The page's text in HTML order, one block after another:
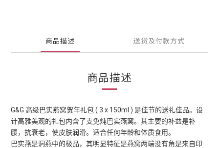
商品描述 送货及付款方式
商品描述
G&G 高级巴实燕窝贺年礼包 ( 3 x 150ml ) 是佳节的送礼佳品。设
计高雅美观的礼包内含了支免炖巴实燕窝。其主要的补益是补
腰，抗衰老，使皮肤润滑。适合任何年龄和体质食用。
巴实燕是洞燕中的极品，其明显特征是燕窝两端没有角是来自印